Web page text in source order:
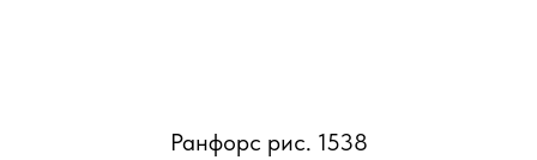
Ранфорс рис. 1538